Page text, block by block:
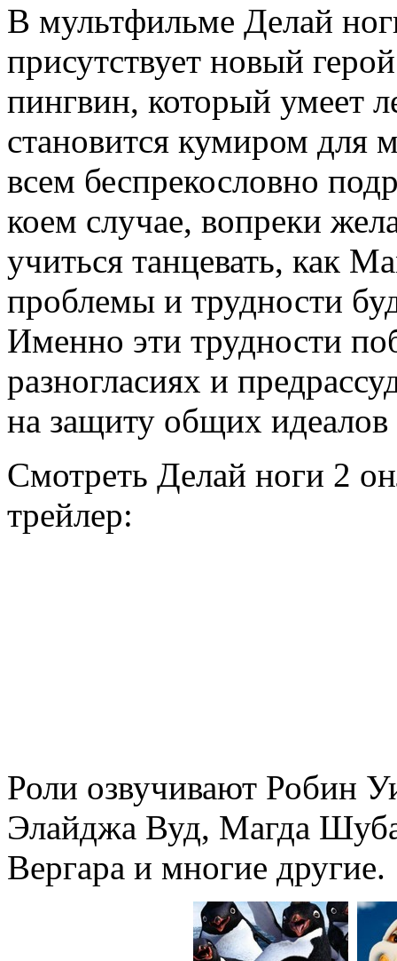
В мультфильме Делай
присутствует новый
пингвин, который умеет
становится кумиром для
всем беспрекословно
коем случае, вопреки
учиться танцевать, как
проблемы и трудности
Именно эти трудности
разногласиях и
на защиту общих идеалов
Смотреть Делай ноги 2
трейлер:
Роли озвучивают Робин
Элайджа Вуд, Магда
Вергара и многие другие.